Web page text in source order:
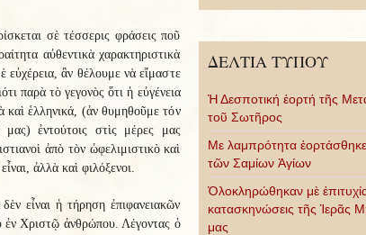
σὲ τέσσερις φράσεις ποῦ
αὐθεντικὰ χαρακτηριστικὰ
εὐχέρεια, ἂν θέλουμε νὰ εἴμαστε
παρὰ τὸ γεγονὸς ὅτι ἡ εὐγένεια
καὶ ἑλληνικά, (ἀν θυμηθοῦμε τόν
ἐντούτοις στὶς μέρες μας
ἀπὸ τὸν ὠφελιμιστικὸ καὶ
ἀλλὰ καὶ φιλόξενοι.
εἶναι ἡ τήρηση ἐπιφανειακῶν
ἐν Χριστῷ ἀνθρώπου. Λέγοντας ὁ
ΔΕΛΤΙΑ ΤΥΠΟΥ
Ἡ Δεσποτική ἑορτή τῆς
τοῦ Σωτῆρος
Με λαμπρότητα
τῶν Σαμίων Ἁγίων
Ὁλοκληρώθηκαν μὲ
κατασκηνώσεις τῆς Ἱερᾶς
μας